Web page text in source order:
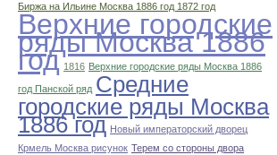
Биржа на Ильине Москва 1886 год 1872 год
Верхние городские
ряды Москва 1886
год 1816 Верхние городские ряды Москва 1886
год Панской ряд Средние
городские ряды Москва
1886 год Новый императорский дворец
Крмель Москва рисунок Терем со стороны двора